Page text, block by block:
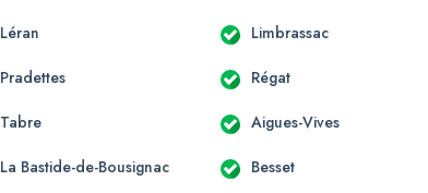
Léran Limbrassac
Pradettes Régat
Tabre Aigues-Vives
La Bastide-de-Bousignac Besset